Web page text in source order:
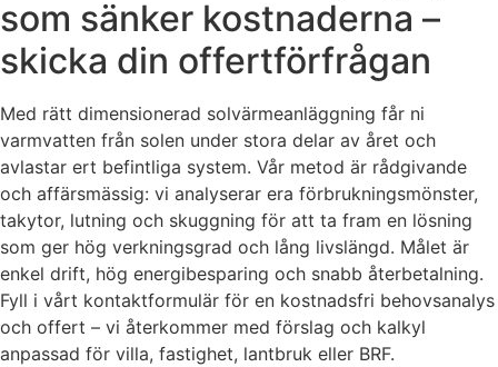
som sänker kostnaderna –
skicka din offertförfrågan
Med rätt dimensionerad solvärmeanläggning får ni
varmvatten från solen under stora delar av året och
avlastar ert befintliga system. Vår metod är rådgivande
och affärsmässig: vi analyserar era förbrukningsmönster,
takytor, lutning och skuggning för att ta fram en lösning
som ger hög verkningsgrad och lång livslängd. Målet är
enkel drift, hög energibesparing och snabb återbetalning.
Fyll i vårt kontaktformulär för en kostnadsfri behovsanalys
och offert – vi återkommer med förslag och kalkyl
anpassad för villa, fastighet, lantbruk eller BRF.